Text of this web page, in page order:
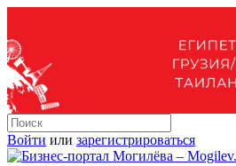
Войти или зарегистрироваться